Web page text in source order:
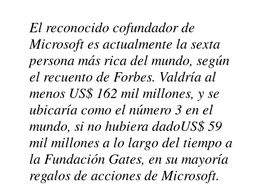
El reconocido cofundador de
Microsoft es actualmente lasexta
persona más ricadel mundo, según
el recuento de Forbes. Valdría al
menos US$ 162 mil millones, y se
ubicaría como el número 3 en el
mundo, si no hubiera dadoUS$ 59
mil millones a lo largo del tiempo a
la Fundación Gates, en su mayoría
regalos de acciones de Microsoft.